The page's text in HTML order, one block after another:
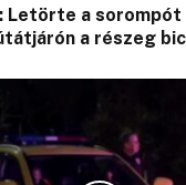
Letörte a
a részeg